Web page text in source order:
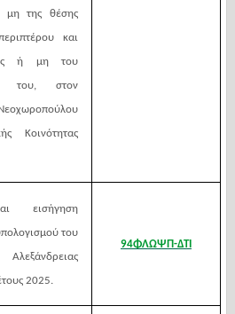
μη της θέσης
και
ή μη του
του, στον
Κοινότητας
εισήγηση
του
2025.
94ΦΛΩΨΠ-ΔΤΙ